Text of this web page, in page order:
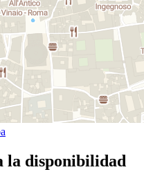
la disponibilidad